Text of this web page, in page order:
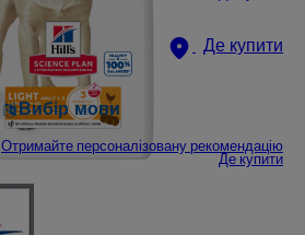
Де купити
Вибір мови
Отримайте персоналізовану рекомендацію
Де купити